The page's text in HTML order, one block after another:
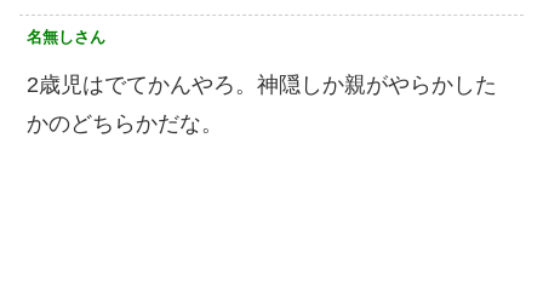
名無しさん
2歳児はでてかんやろ。神隠しか親がやらかした
かのどちらかだな。